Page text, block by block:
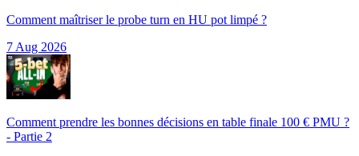
Comment maîtriser le probe turn en HU pot limpé ?
7 Aug 2026
Comment prendre les bonnes décisions en table finale 100 € PMU ?
- Partie 2